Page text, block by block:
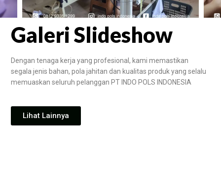
Galeri Slideshow
Dengan tenaga kerja yang profesional, kami memastikan
segala jenis bahan, pola jahitan dan kualitas produk yang selalu
memuaskan seluruh pelanggan PT INDO POLS INDONESIA
Lihat Lainnya